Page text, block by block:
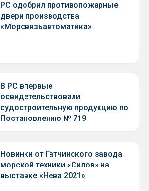
РС одобрил противопожарные
двери производства
«Морсвязьавтоматика»
В РС впервые
освидетельствовали
судостроительную продукцию по
Постановлению № 719
Новинки от Гатчинского завода
морской техники «Силов» на
выставке «Нева 2021»